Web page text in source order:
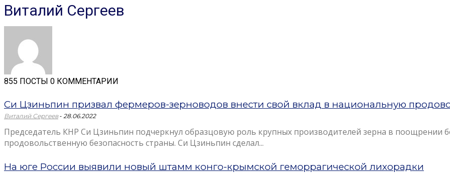
Виталий Сергеев
855 ПОСТЫ 0 КОММЕНТАРИИ
Си Цзиньпин призвал фермеров-зерноводов внести свой вклад в национальную
Виталий Сергеев - 28.06.2022
Председатель КНР Си Цзиньпин подчеркнул образцовую роль крупных производителей зерна в поощрении
продовольственную безопасность страны. Си Цзиньпин сделал...
На юге России выявили новый штамм конго-крымской геморрагической лихорадки